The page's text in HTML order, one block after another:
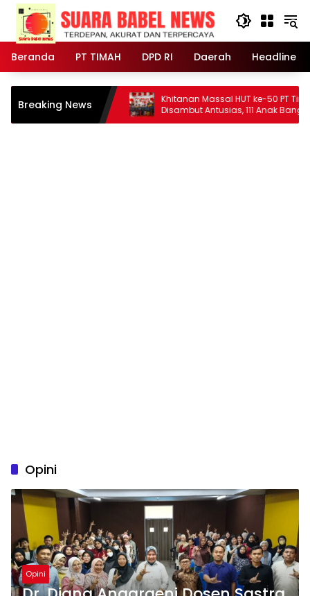
Langsung
konten
Beranda
PT TIMAH DPD RI Daerah Headline
Breaking News
145
Khitanan Massal HUT ke-50 PT Timah
Disambut Antusias, 111 Anak Bangka
Selatan Ikut Gratis
Opini
Opini